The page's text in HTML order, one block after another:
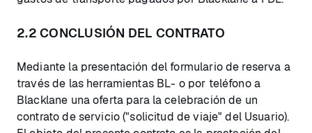
2.2 CONCLUSIÓN DEL CONTRATO
Mediante la presentación del formulario de reserva a
través de las herramientas BL- o por teléfono a
Blacklane una oferta para la celebración de un
contrato de servicio ("solicitud de viaje" del Usuario).